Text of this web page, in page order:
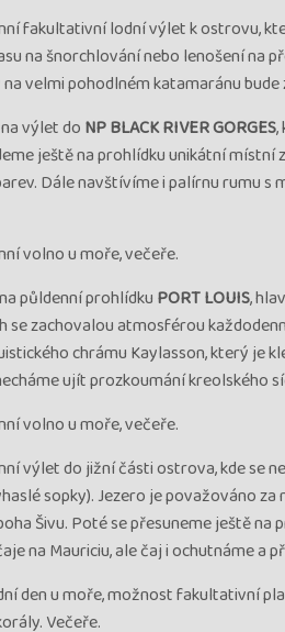
fakultativní lodní výlet k ostrovu,
na šnorchlování nebo lenošení na
velmi pohodlném katamaránu
výlet do NP BLACK RIVER GORGES,
ještě na prohlídku unikátní místní
Dále navštívíme i palírnu rumu
volno u moře, večeře.
půldenní prohlídku PORT LOUIS,
zachovalou atmosférou
chrámu Kaylasson, který
ujít prozkoumání kreolského
volno u moře, večeře.
výlet do jižní části ostrova, kde se
sopky). Jezero je považováno
Šivu. Poté se přesuneme ještě
na Mauriciu, ale čaj i ochutnáme a
den u moře, možnost fakultativní
Večeře.